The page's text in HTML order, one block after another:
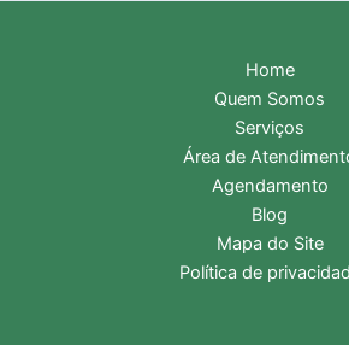
Home
Quem Somos
Serviços
Área de
Agendamento
Blog
Mapa do Site
Política de